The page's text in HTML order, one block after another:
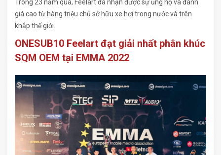
Trong 23 năm qua, Feelart đã nhận được sự ủng hộ và đánh
giá cao từ hàng triệu chủ sở hữu xe hơi trong nước và trên
khắp thế giới.
ONESUB10 Feelart đạt giải nhất phân khúc
SQM OEM tại EMMA 2022